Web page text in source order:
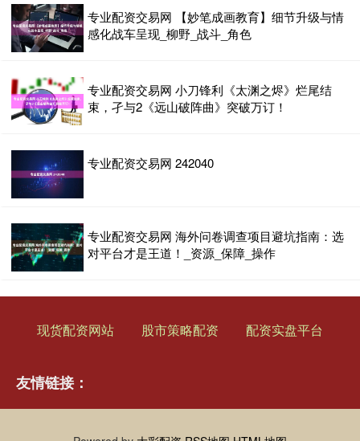
专业配资交易网 【妙笔成画教育】细节升级与情
感化战车呈现_柳野_战斗_角色
专业配资交易网 小刀锋利《太渊之烬》烂尾结
束，孑与2《远山破阵曲》突破万订！
专业配资交易网 242040
专业配资交易网 海外问卷调查项目避坑指南：选
对平台才是王道！_资源_保障_操作
现货配资网站 股市策略配资 配资实盘平台
友情链接：